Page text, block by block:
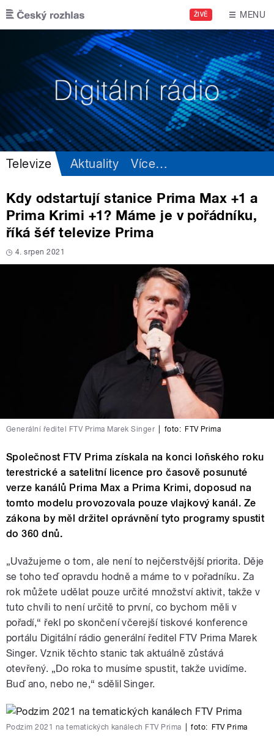
Přejít k hlavnímu obsahu
ŽIVĚ MENU
Televize Aktuality Více…
Kdy odstartují stanice Prima Max +1 a
Prima Krimi +1? Máme je v pořádníku,
říká šéf televize Prima
4. srpen 2021
Generální ředitel FTV Prima Marek Singer foto: FTV Prima
Společnost FTV Prima získala na konci loňského roku
terestrické a satelitní licence pro časově posunuté
verze kanálů Prima Max a Prima Krimi, doposud na
tomto modelu provozovala pouze vlajkový kanál. Ze
zákona by měl držitel oprávnění tyto programy spustit
do 360 dnů.
„Uvažujeme o tom, ale není to nejčerstvější priorita. Děje
se toho teď opravdu hodně a máme to v pořadníku. Za
rok můžete udělat pouze určité množství aktivit, takže v
tuto chvíli to není určitě to první, co bychom měli v
pořadí,“ řekl po skončení včerejší tiskové konference
portálu Digitální rádio generální ředitel FTV Prima Marek
Singer. Vznik těchto stanic tak aktuálně zůstává
otevřený. „Do roka to musíme spustit, takže uvidíme.
Buď ano, nebo ne,“ sdělil Singer.
Podzim 2021 na tematických kanálech FTV Prima foto: FTV Prima